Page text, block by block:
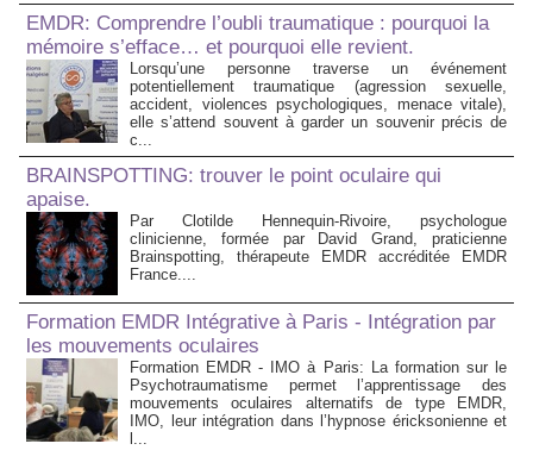
EMDR: Comprendre l’oubli traumatique : pourquoi la
mémoire s’efface… et pourquoi elle revient.
Lorsqu’une personne traverse un événement
potentiellement traumatique (agression sexuelle,
accident, violences psychologiques, menace vitale),
elle s’attend souvent à garder un souvenir précis de
c...
BRAINSPOTTING: trouver le point oculaire qui
apaise.
Par Clotilde Hennequin-Rivoire, psychologue
clinicienne, formée par David Grand, praticienne
Brainspotting, thérapeute EMDR accréditée EMDR
France....
Formation EMDR Intégrative à Paris - Intégration par
les mouvements oculaires
Formation EMDR - IMO à Paris: La formation sur le
Psychotraumatisme permet l’apprentissage des
mouvements oculaires alternatifs de type EMDR,
IMO, leur intégration dans l’hypnose éricksonienne et
l...